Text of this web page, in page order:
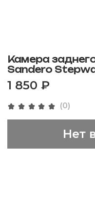
(0)
Камера
Sandero
1 850 ₽
Нет